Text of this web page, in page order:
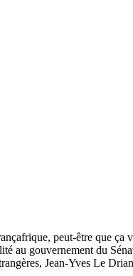
au gouvernement du
Jean-Yves Le